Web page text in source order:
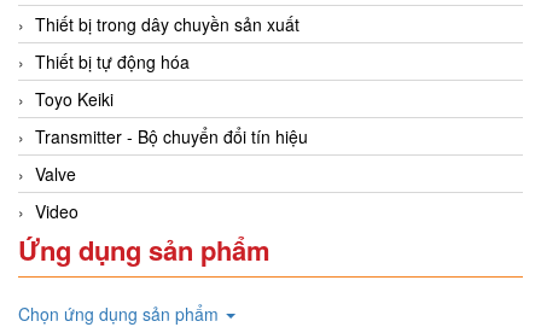
Thiết bị trong dây chuyền sản xuất
Thiết bị tự động hóa
Toyo Keiki
Transmitter - Bộ chuyển đổi tín hiệu
Valve
Video
Ứng dụng sản phẩm
Chọn ứng dụng sản phẩm